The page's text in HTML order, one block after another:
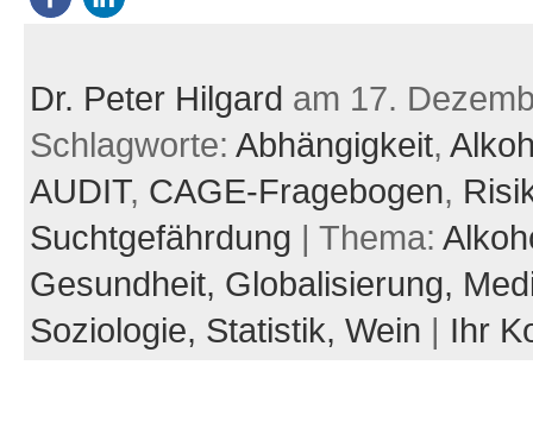
Dr. Peter Hilgard am 17.
Schlagworte: Abhängigkeit,
AUDIT, CAGE-Fragebogen,
Suchtgefährdung | Thema:
Gesundheit, Globalisierung,
Soziologie, Statistik, Wein | Ihr